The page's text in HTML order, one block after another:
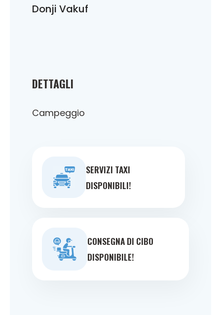
DETTAGLI
Campeggio
SERVIZI TAXI
DISPONIBILI!
CONSEGNA DI CIBO
DISPONIBILE!
Donji Vakuf